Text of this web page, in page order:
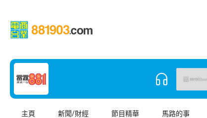
主頁 新聞/財經 節目精華 馬路的事